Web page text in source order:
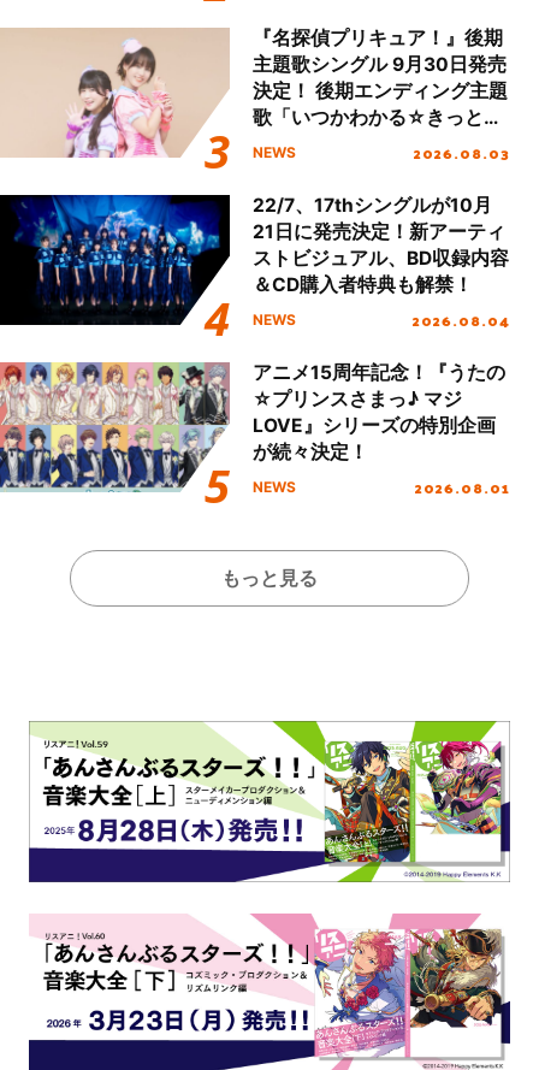
『名探偵プリキュア！』後期
主題歌シングル 9月30日発売
決定！ 後期エンディング主題
歌「いつかわかる☆きっとあ
える」TVサイズ先行配信開
NEWS 2026.08.03
22/7、17thシングルが10月
21日に発売決定！新アーティ
ストビジュアル、BD収録内容
＆CD購入者特典も解禁！
NEWS 2026.08.04
アニメ15周年記念！『うたの
☆プリンスさまっ♪ マジ
LOVE』シリーズの特別企画
が続々決定！
NEWS 2026.08.01
もっと見る